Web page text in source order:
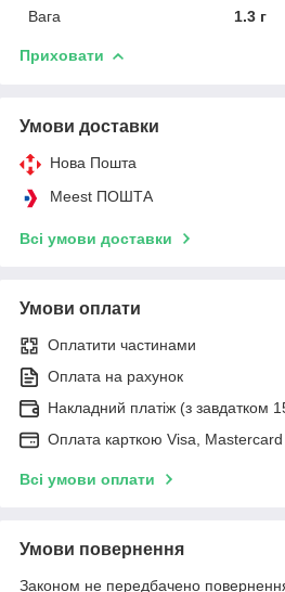
Вага
1.3 г
Приховати
Умови доставки
Нова Пошта
Meest ПОШТА
Всі умови доставки
Умови оплати
Оплатити частинами
Оплата на рахунок
Накладний платіж (з завдатком
Оплата карткою Visa,
Всі умови оплати
Умови повернення
Законом не передбачено